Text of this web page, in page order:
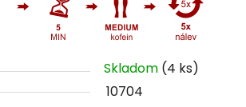
Skladom (4 ks)
10704